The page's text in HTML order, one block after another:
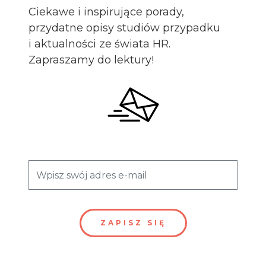
Ciekawe i inspirujące porady,
przydatne opisy studiów przypadku
i aktualności ze świata HR.
Zapraszamy do lektury!